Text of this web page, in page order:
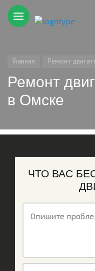
Главная Ремонт
Ремонт
в Омске
ЧТО ВАС
Опишите